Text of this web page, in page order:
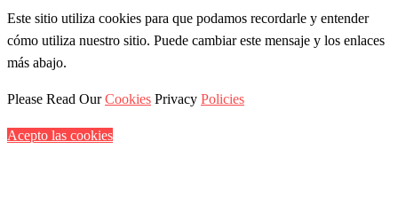
Este sitio utiliza cookies para que podamos recordarle y entender
cómo utiliza nuestro sitio. Puede cambiar este mensaje y los enlaces
más abajo.
Please Read OurCookies Privacy Policies
Acepto las cookies